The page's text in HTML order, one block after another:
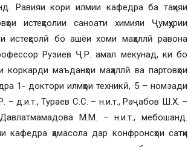
Равияи кори илмии кафедра ба таҳияи
истеҳсолии саноати химияи Ҷумҳурии
истеҳсолӣ бо ашёи хоми маҳаллӣ равона
Рузиев Ҷ.Р. амал мекунад, ки бо
маъданҳои маҳаллӣ ва партовҳои
1- доктори илмҳои техникӣ, 5 – номзади
– д.и.т., Тураев С.С. – н.и.т., Раҷабов Ш.Х. –
М.М. – н.и.т., мебошанд.
ҳамасола дар конфронсҳои сатҳи